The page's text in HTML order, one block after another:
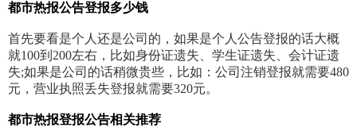
都市热报公告登报多少钱
首先要看是个人还是公司的，如果是个人公告登报的话大概
就100到200左右，比如身份证遗失、学生证遗失、会计证遗
失;如果是公司的话稍微贵些，比如：公司注销登报就需要480
元，营业执照丢失登报就需要320元。
都市热报登报公告相关推荐